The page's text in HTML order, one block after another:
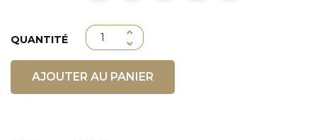
QUANTITÉ
AJOUTER AU PANIER